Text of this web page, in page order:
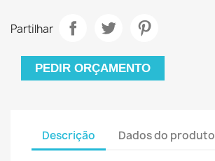
Partilhar
PEDIR ORÇAMENTO
Descrição Dados do produto